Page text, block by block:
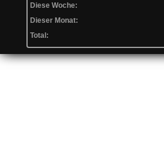
Diese Woche:
Dieser Monat:
Total: